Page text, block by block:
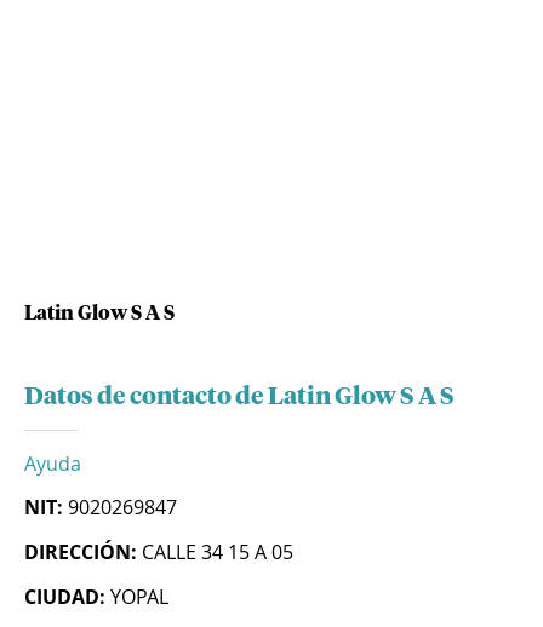
Latin Glow S A S
Datos de contacto de Latin Glow S A S
Ayuda
NIT: 9020269847
DIRECCIÓN: CALLE 34 15 A 05
CIUDAD: YOPAL